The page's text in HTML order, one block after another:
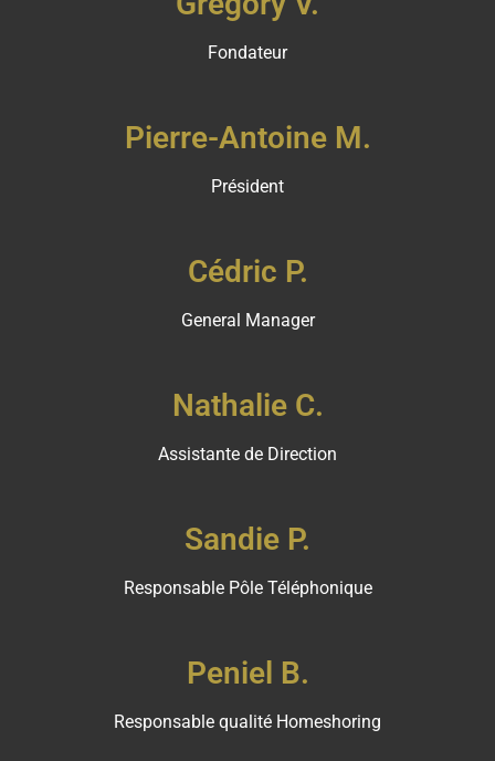
Fondateur
Pierre-Antoine M.
Président
Cédric P.
General Manager
Nathalie C.
Assistante de Direction
Sandie P.
Responsable Pôle Téléphonique
Peniel B.
Responsable qualité Homeshoring